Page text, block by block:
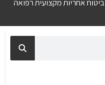
ביטוח אחריות מקצועית רפואה